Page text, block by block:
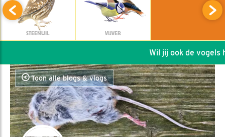
STEENUIL VIJVER
Wil jij ook de vogels
Toon alle blogs & vlogs